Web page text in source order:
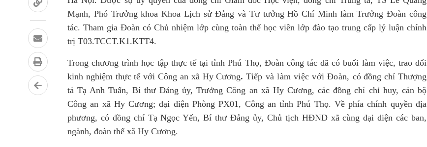
Mạnh, Phó Trưởng khoaKhoa Lịch sử Đảng và Tư tưởng Hồ Chí Minh làm Trưởng Đoàn công
tác. Tham gia Đoàn có Chủ nhiệm lớp cùng toàn thể học viên lớp đào tạo trung cấp lý luận chính
trị T03.TCCT.K1.KTT4.
Trong chương trình học tập thực tế tạitỉnh Phú Thọ, Đoàn công tác đã có buổi làm việc, trao đổi
kinh nghiệm thực tếvớiCông an xã Hy Cương. Tiếp và làm việc với Đoàn, cóđồng chíThượng
tá Tạ Anh Tuấn, Bí thư Đảng ủy,Trưởng Công an xã Hy Cương, các đồng chí chỉ huy, cán bộ
Công an xã Hy Cương; đại diện Phòng PX01, Công an tỉnh Phú Thọ. Về phía chính quyền địa
phương, có đồng chí Tạ Ngọc Yến, Bí thư Đảng ủy, Chủ tịch HĐND xã cùng đại diện các ban,
ngành, đoàn thể xã Hy Cương.